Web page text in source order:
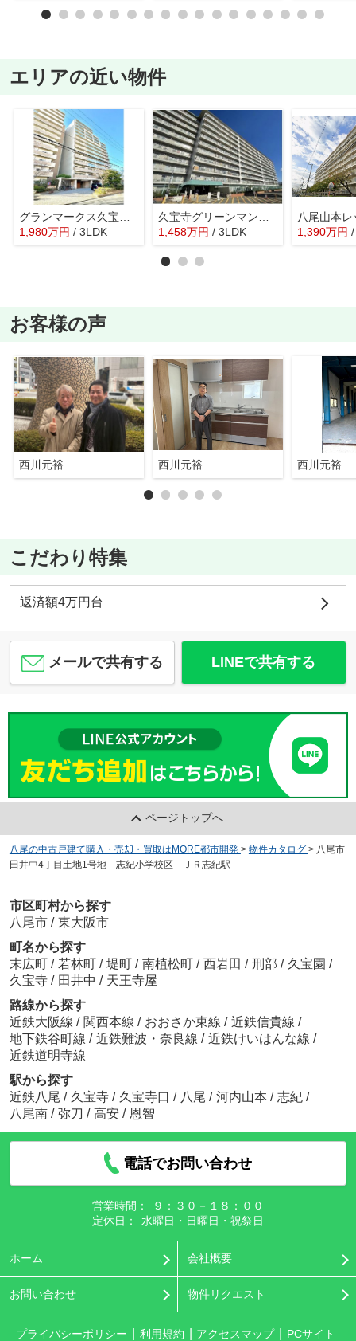
エリアの近い物件
グランマークス久宝寺 久宝寺小学校区 JR久宝寺駅
1,980万円 / 3LDK
久宝寺グリーンマンション（オーナーチェンジ）久宝寺口駅
1,458万円 / 3LDK 1,390万円
お客様の声
西川元裕 西川元裕 西川元裕
こだわり特集
返済額4万円台
メールで共有する LINEで共有する
ページトップへ
八尾の中古戸建て購入・売却・買取はMORE都市開発 > 物件カタログ > 八尾市
田井中4丁目土地1号地 志紀小学校区 ＪＲ志紀駅
市区町村から探す
八尾市 / 東大阪市
町名から探す
末広町 / 若林町 / 堤町 / 南植松町 / 西岩田 / 刑部 / 久宝園 /
久宝寺 / 田井中 / 天王寺屋
路線から探す
近鉄大阪線 / 関西本線 / おおさか東線 / 近鉄信貴線 /
地下鉄谷町線 / 近鉄難波・奈良線 / 近鉄けいはんな線 /
近鉄道明寺線
駅から探す
近鉄八尾 / 久宝寺 / 久宝寺口 / 八尾 / 河内山本 / 志紀 /
八尾南 / 弥刀 / 高安 / 恩智
電話でお問い合わせ
営業時間：
９：３０－１８：００
定休日：
水曜日・日曜日・祝祭日
ホーム 会社概要
お問い合わせ 物件リクエスト
プライバシーポリシー 利用規約 アクセスマップ PCサイト